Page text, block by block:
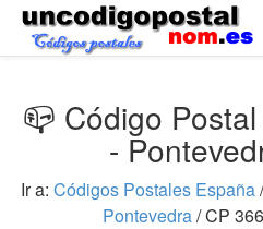
📪 Código
-
Ir a: Códigos Postales España
Pontevedra/ CP